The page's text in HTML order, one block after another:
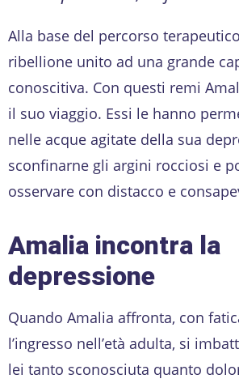
Alla base del percorso
ribellione unito ad una grande
conoscitiva. Con questi remi
il suo viaggio. Essi le hanno
nelle acque agitate della sua
sconfinarne gli argini rocciosi e
osservare con distacco e
Amalia incontra la
depressione
Quando Amalia affronta, con
l’ingresso nell’età adulta, si
lei tanto sconosciuta quanto